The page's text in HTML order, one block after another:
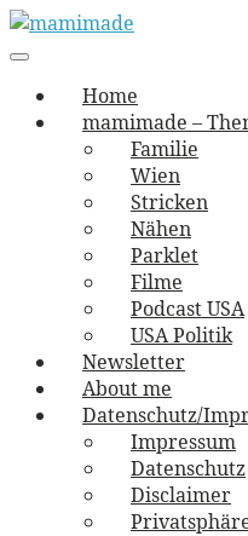
Skip
to
mamimade
vernäht und zugetextet
navigation
Menu
Home
mamimade –
Familie
Wien
Stricken
Nähen
Parklet
Filme
Podcast USA
USA Politik
Newsletter
About me
Datenschutz/
Impressum
Datenschutz
Disclaimer